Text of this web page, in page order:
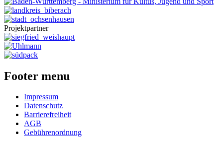
Projektpartner
Footer menu
Impressum
Datenschutz
Barrierefreiheit
AGB
Gebührenordnung